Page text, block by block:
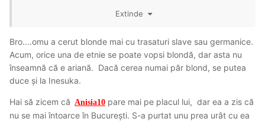
Altele nu-mi vin acuma în minte din capitală (pe care să le
Extinde
Bro....omu a cerut blonde mai cu trasaturi slave sau germanice.
Acum, orice una de etnie se poate vopsi blondă, dar asta nu
înseamnă că e ariană. Dacă cerea numai păr blond, se putea
duce și la Inesuka.
Hai să zicem că Anisia10 pare mai pe placul lui, dar ea a zis că
nu se mai întoarce în București. S-a purtat unu prea urât cu ea